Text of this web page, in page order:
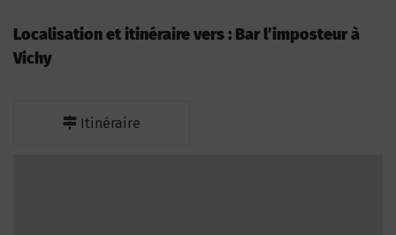
Localisation et itinéraire vers : Bar l’imposteur à
Vichy
Itinéraire